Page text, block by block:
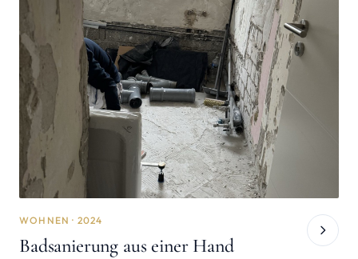
WOHNEN · 2024
Badsanierung aus einer Hand